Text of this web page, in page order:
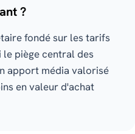
?
fondé sur les tarifs
le piège central des
apport média valorisé
en valeur d'achat